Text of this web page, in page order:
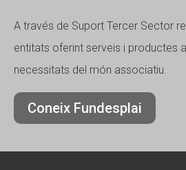
A través de Suport Tercer Sector
entitats oferint serveis i productes
necessitats del món associatiu.
Coneix Fundesplai